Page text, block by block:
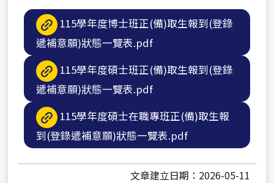
115學年度博士班正(備)取生報到(登錄
遞補意願)狀態一覽表.pdf
115學年度碩士班正(備)取生報到(登錄
遞補意願)狀態一覽表.pdf
115學年度碩士在職專班正(備)取生報
到(登錄遞補意願)狀態一覽表.pdf
文章建立日期：2026-05-11